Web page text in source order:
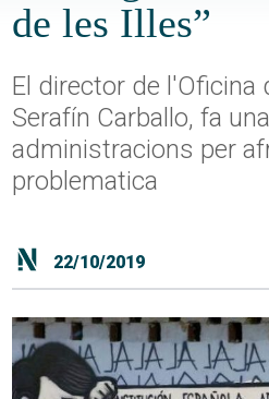
de les Illes”
El director de l'Oficina
Serafín Carballo, fa
administracions per
problematica
22/10/2019